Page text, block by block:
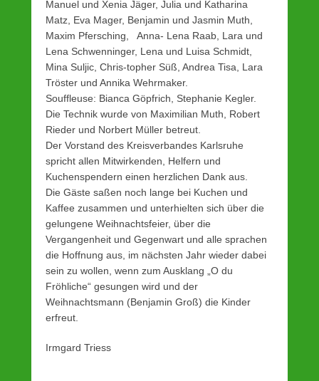
Manuel und Xenia Jäger, Julia und Katharina
Matz, Eva Mager, Benjamin und Jasmin Muth,
Maxim Pfersching, Anna- Lena Raab, Lara und
Lena Schwenninger, Lena und Luisa Schmidt,
Mina Suljic, Chris-topher Süß, Andrea Tisa, Lara
Tröster und Annika Wehrmaker.
Souffleuse: Bianca Göpfrich, Stephanie Kegler.
Die Technik wurde von Maximilian Muth, Robert
Rieder und Norbert Müller betreut.
Der Vorstand des Kreisverbandes Karlsruhe
spricht allen Mitwirkenden, Helfern und
Kuchenspendern einen herzlichen Dank aus.
Die Gäste saßen noch lange bei Kuchen und
Kaffee zusammen und unterhielten sich über die
gelungene Weihnachtsfeier, über die
Vergangenheit und Gegenwart und alle sprachen
die Hoffnung aus, im nächsten Jahr wieder dabei
sein zu wollen, wenn zum Ausklang „O du
Fröhliche“ gesungen wird und der
Weihnachtsmann (Benjamin Groß) die Kinder
erfreut.
Irmgard Triess